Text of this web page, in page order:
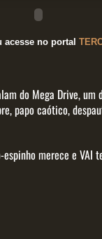
acesse no portal
do Mega Drive,
papo caótico,
merece e VAI